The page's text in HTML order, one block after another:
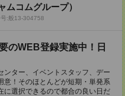
ムコムグループ）
:般13-304758
のWEB登録実施中！日
ンター、イベントスタッフ、デー
意！そのほとんどが短期・単発系
に選択できるので都合の良い日だ